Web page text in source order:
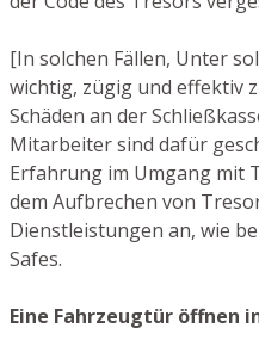
[In solchen Fällen, Unter
wichtig, zügig und effektiv
Schäden an der
Mitarbeiter sind dafür
Erfahrung im Umgang mit
dem Aufbrechen von
Dienstleistungen an, wie
Safes.
Eine Fahrzeugtür öffnen